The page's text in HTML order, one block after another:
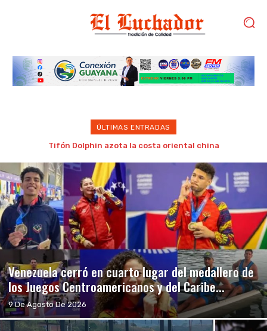
ÚLTIMAS ENTRADAS
Venezuela cerró en cuarto lugar del medallero de los Juegos
Venezuela cerró en cuarto lugar del medallero de
los Juegos Centroamericanos y del Caribe...
9 De Agosto De 2026